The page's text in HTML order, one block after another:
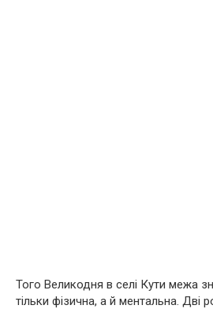
Того Великодня в селі Кути межа
тільки фізична, а й ментальна. Дві